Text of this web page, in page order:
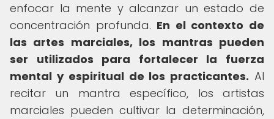
enfocar la mente y alcanzar un estado de
concentración profunda. En el contexto de
las artes marciales, los mantras pueden
ser utilizados para fortalecer la fuerza
mental y espiritual de los practicantes. Al
recitar un mantra específico, los artistas
marciales pueden cultivar la determinación,